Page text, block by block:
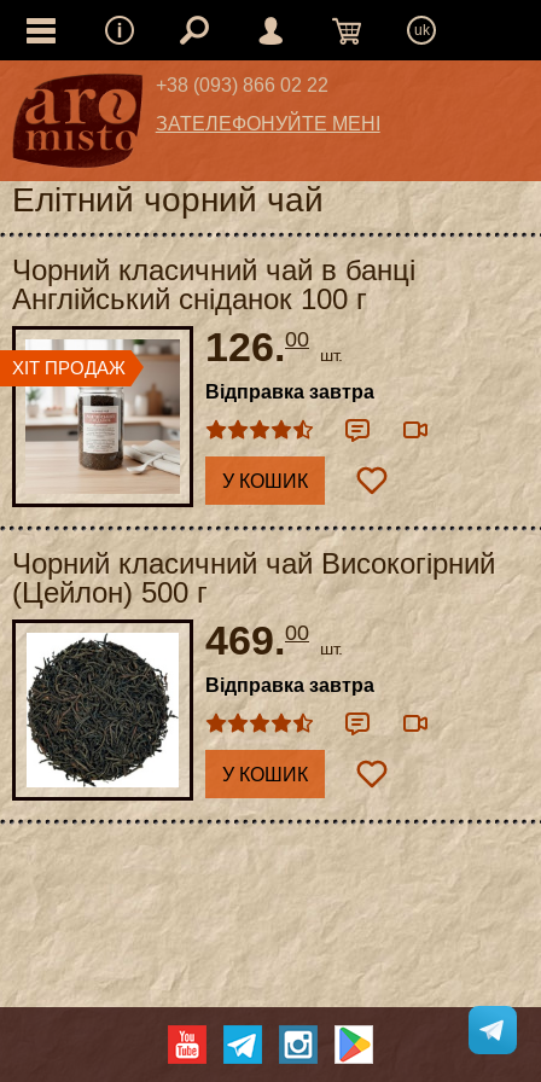
uk
+38 (093) 866 02 22
ЗАТЕЛЕФОНУЙТЕ МЕНІ
Елітний чорний чай
Чорний класичний чай в банці
Англійський сніданок 100 г
126.00
шт.
Відправка завтра
У КОШИК
Чорний класичний чай Високогірний
(Цейлон) 500 г
469.00
шт.
Відправка завтра
У КОШИК